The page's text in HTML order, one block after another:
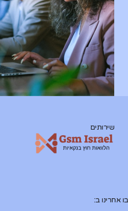
שירותים
אחרינו ב: